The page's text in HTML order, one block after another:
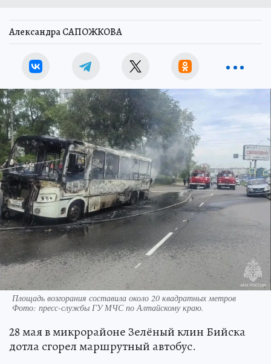
Александра САПОЖКОВА
Площадь возгорания составила около 20 квадратных метров
Фото: пресс-службы ГУ МЧС по Алтайскому краю.
28 мая в микрорайоне Зелёный клин Бийска
дотла сгорел маршрутный автобус.